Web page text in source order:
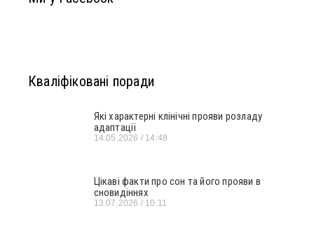
Кваліфіковані поради
Які характерні клінічні прояви розладу
адаптації
14.05.2026 14:48
Цікаві факти про сон та його прояви в
сновидіннях
13.07.2026 10:11